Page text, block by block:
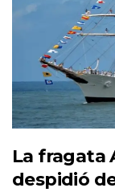
La fragata
despidió